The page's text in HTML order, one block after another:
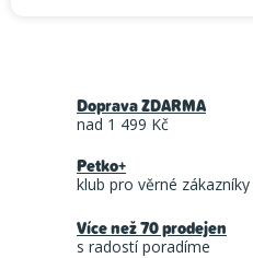
Doprava ZDARMA
nad 1 499 Kč
Petko+
klub pro věrné zákazníky
Více než 70 prodejen
s radostí poradíme